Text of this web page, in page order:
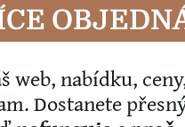
web, nabídku,
Dostanete